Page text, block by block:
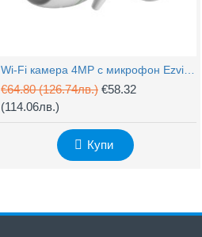
€64.80(126.74лв.) €58.32
(114.06лв.)
Купи